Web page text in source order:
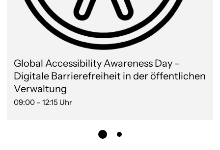
Global Accessibility Awareness Day –
Digitale Barrierefreiheit in der öffentlichen
Verwaltung
09:00 – 12:15 Uhr